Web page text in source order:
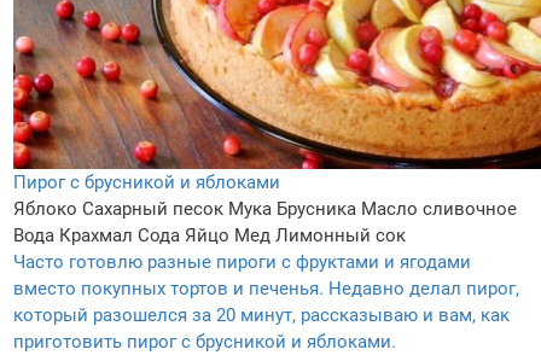
Пирог с брусникой и яблоками
Яблоко Сахарный песок Мука Брусника Масло сливочное
Вода Крахмал Сода Яйцо Мед Лимонный сок
Часто готовлю разные пироги с фруктами и ягодами
вместо покупных тортов и печенья. Недавно делал пирог,
который разошелся за 20 минут, рассказываю и вам, как
приготовить пирог с брусникой и яблоками.